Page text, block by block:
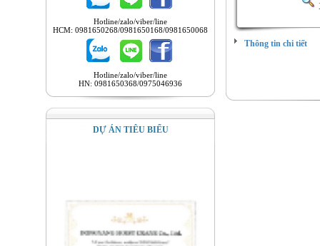
Hotline/zalo/viber/line
HCM: 0981650268/0981650168/0981650068
Hotline/zalo/viber/line
HN: 0981650368/0975046936
DỰ ÁN TIÊU BIỂU
Thông tin chi tiết